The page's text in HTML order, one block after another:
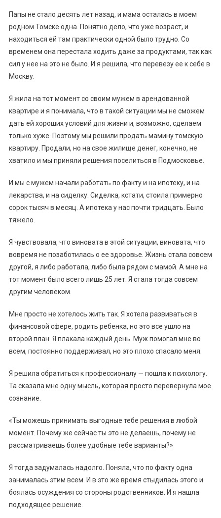
Папы не стало десять лет назад, и мама осталась в моем
родном Томске одна. Понятно дело, что уже возраст, и
находиться ей там практически одной было трудно. Со
временем она перестала ходить даже за продуктами, так как
сил у нее на это не было. И я решила, что перевезу ее к себе в
Москву.
Я жила на тот момент со своим мужем в арендованной
квартире и я понимала, что в такой ситуации мы не сможем
дать ей хороших условий для жизни и, возможно, сделаем
только хуже. Поэтому мы решили продать мамину томскую
квартиру. Продали, но на свое жилище денег, конечно, не
хватило и мы приняли решения поселиться в Подмосковье.
И мы с мужем начали работать по факту и на ипотеку, и на
лекарства, и на сиделку. Сиделка, кстати, стоила примерно
сорок тысяч в месяц. А ипотека у нас почти тридцать. Было
тяжело.
Я чувствовала, что виновата в этой ситуации, виновата, что
вовремя не позаботилась о ее здоровье. Жизнь стала совсем
другой, я либо работала, либо была рядом с мамой. А мне на
тот момент было всего лишь 25 лет. Я стала тогда совсем
другим человеком.
Мне просто не хотелось жить так. Я хотела развиваться в
финансовой сфере, родить ребенка, но это все ушло на
второй план. Я плакала каждый день. Муж помогал мне во
всем, постоянно поддерживал, но это плохо спасало меня.
Я решила обратиться к профессионалу — пошла к психологу.
Та сказала мне одну мысль, которая просто перевернула мое
сознание.
«Ты можешь принимать выгодные тебе решения в любой
момент. Почему же сейчас ты это не делаешь, почему не
рассматриваешь более удобные тебе варианты?»
Я тогда задумалась надолго. Поняла, что по факту одна
занималась этим всем. И в это же время стыдилась этого и
боялась осуждения со стороны родственников. И я нашла
подходящее решение.